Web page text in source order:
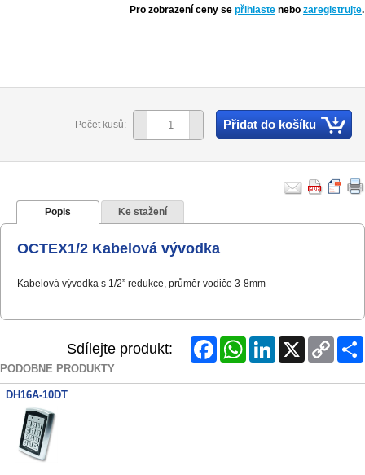
Pro zobrazení ceny se přihlaste nebo zaregistrujte.
Počet kusů: Přidat do košíku
Popis Ke stažení
OCTEX1/2 Kabelová vývodka
Kabelová vývodka s 1/2” redukce, průměr vodiče 3-8mm
Sdílejte produkt: FacebookWhatsAppLinkedInX
Copy
Link
PODOBNÉ PRODUKTY
DH16A-10DT